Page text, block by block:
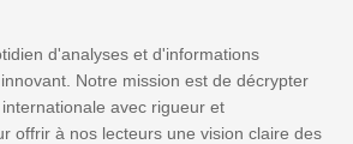
d'analyses et d'informations
Notre mission est de décrypter
avec rigueur et
offrir à nos lecteurs une vision claire des